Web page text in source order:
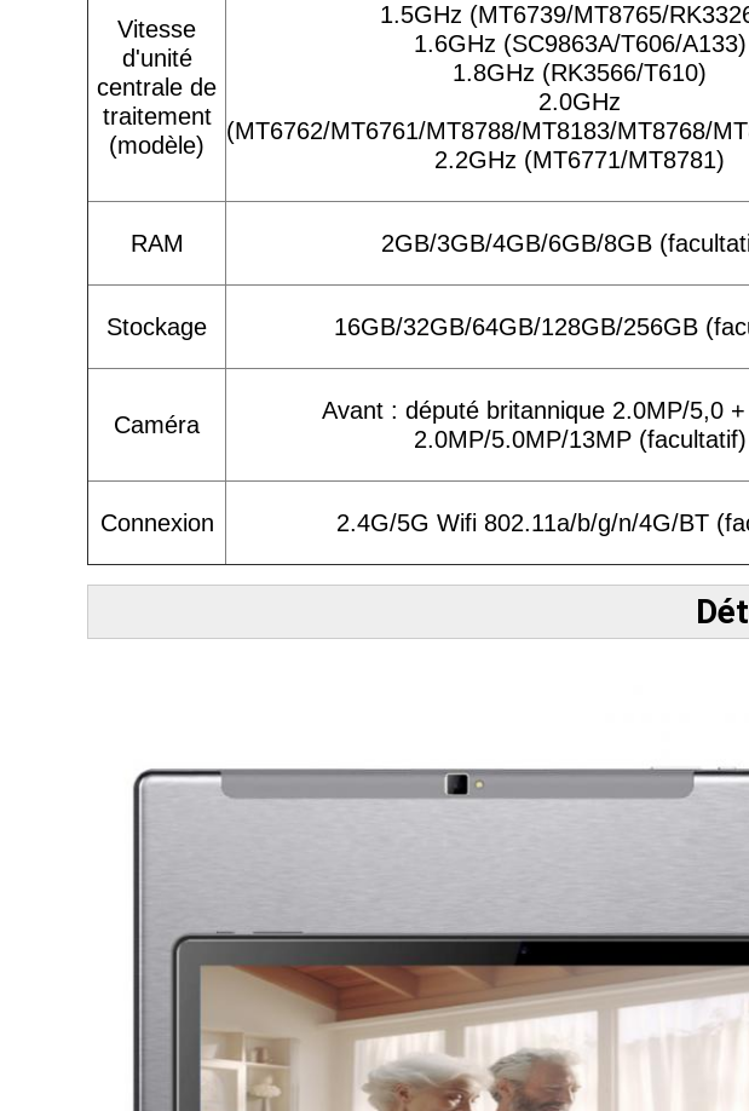
Vitesse
d'unité
centrale de
traitement
(modèle)
1.5GHz (MT6739/MT8765/
1.6GHz (SC9863A/T606/A133)
1.8GHz (RK3566/T610)
2.0GHz
(MT6762/MT6761/MT8788/MT8183/MT8768/
2.2GHz (MT6771/MT8781)
RAM 2GB/3GB/4GB/6GB/8GB
Stockage 16GB/32GB/64GB/128GB/256GB
Caméra
Avant : député britannique 2.0MP/5,0
2.0MP/5.0MP/13MP (facultatif)
Connexion 2.4G/5G Wifi 802.11a/b/g/n/4G/BT